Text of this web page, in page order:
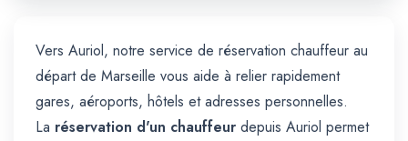
Vers Auriol, notre service de réservation chauffeur au
départ de Marseille vous aide à relier rapidement
gares, aéroports, hôtels et adresses personnelles.
La réservation d'un chauffeur depuis Auriol permet